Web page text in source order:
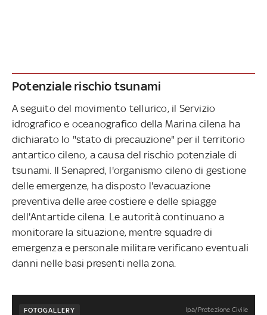
Potenziale rischio tsunami
A seguito del movimento tellurico, il Servizio
idrografico e oceanografico della Marina cilena ha
dichiarato lo "stato di precauzione" per il territorio
antartico cileno, a causa del rischio potenziale di
tsunami. Il Senapred, l'organismo cileno di gestione
delle emergenze, ha disposto l'evacuazione
preventiva delle aree costiere e delle spiagge
dell'Antartide cilena. Le autorità continuano a
monitorare la situazione, mentre squadre di
emergenza e personale militare verificano eventuali
danni nelle basi presenti nella zona.
FOTOGALLERY Ipa/Protezione Civile